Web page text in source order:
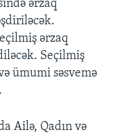
ərzaq
ərzaq
Seçilmiş
ümumi səsvemə
Ailə, Qadın və